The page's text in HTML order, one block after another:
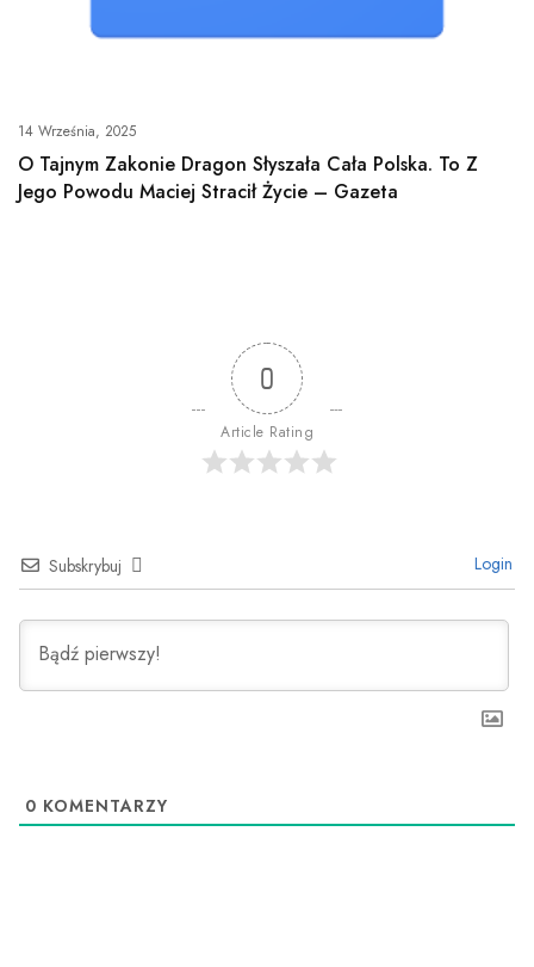
14 Września, 2025
O Tajnym Zakonie Dragon Słyszała Cała Polska. To Z
Jego Powodu Maciej Stracił Życie – Gazeta
0
Article Rating
Subskrybuj Login
0 KOMENTARZY